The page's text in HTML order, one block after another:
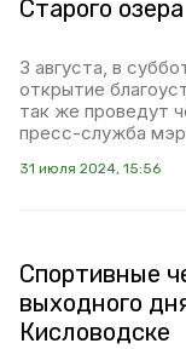
Старого озера
3 августа, в
открытие
так же проведут
пресс-служба
31 июля 2024, 15:56
Спортивные
выходного
Кисловодске